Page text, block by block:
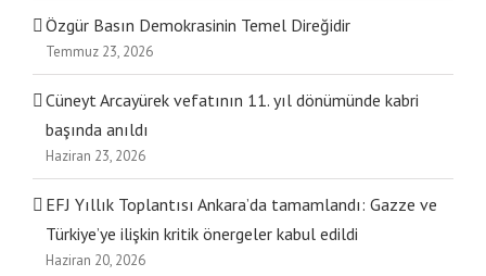
Özgür Basın Demokrasinin Temel Direğidir
Temmuz 23, 2026
Cüneyt Arcayürek vefatının 11. yıl dönümünde kabri
başında anıldı
Haziran 23, 2026
EFJ Yıllık Toplantısı Ankara’da tamamlandı: Gazze ve
Türkiye’ye ilişkin kritik önergeler kabul edildi
Haziran 20, 2026